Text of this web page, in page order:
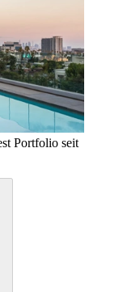
Portfolio seit